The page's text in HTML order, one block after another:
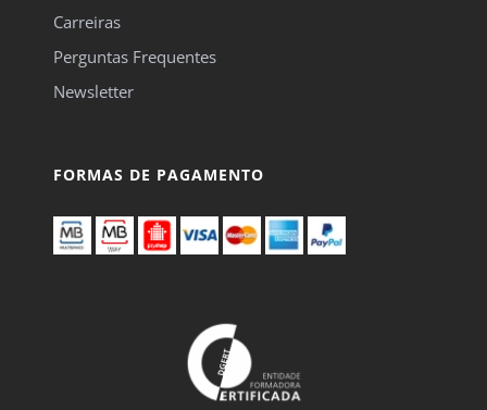
Carreiras
Perguntas Frequentes
Newsletter
FORMAS DE PAGAMENTO